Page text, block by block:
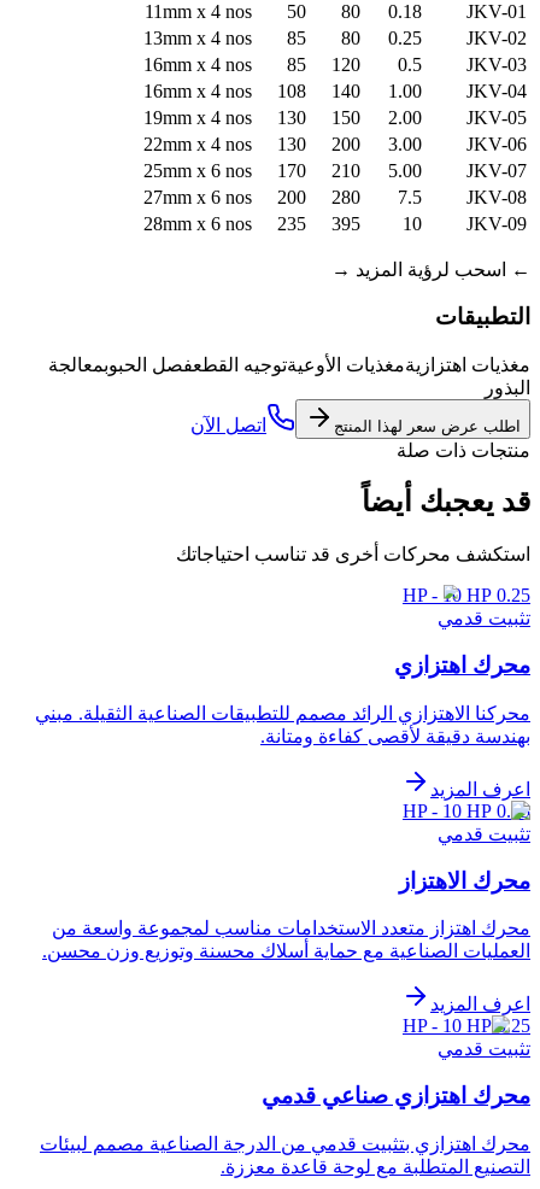
JKV-01
0.18
80
50
11mm x 4 nos
JKV-02
0.25
80
85
13mm x 4 nos
JKV-03
0.5
120
85
16mm x 4 nos
JKV-04
1.00
140
108
16mm x 4 nos
JKV-05
2.00
150
130
19mm x 4 nos
JKV-06
3.00
200
130
22mm x 4 nos
JKV-07
5.00
210
170
25mm x 6 nos
JKV-08
7.5
280
200
27mm x 6 nos
JKV-09
10
395
235
28mm x 6 nos
← اسحب لرؤية المزيد →
التطبيقات
مغذيات اهتزازيةمغذيات الأوعيةتوجيه القطعفصل الحبوبمعالجة
البذور
اطلب عرض سعر لهذا المنتج
اتصل الآن
منتجات ذات صلة
قد يعجبك أيضاً
استكشف محركات أخرى قد تناسب احتياجاتك
0.25 HP - 10 HP
تثبيت قدمي
محرك اهتزازي
محركنا الاهتزازي الرائد مصمم للتطبيقات الصناعية الثقيلة. مبني
بهندسة دقيقة لأقصى كفاءة ومتانة.
اعرف المزيد
0.25 HP - 10 HP
تثبيت قدمي
محرك الاهتزاز
محرك اهتزاز متعدد الاستخدامات مناسب لمجموعة واسعة من
العمليات الصناعية مع حماية أسلاك محسنة وتوزيع وزن محسن.
اعرف المزيد
0.25 HP - 10 HP
تثبيت قدمي
محرك اهتزازي صناعي قدمي
محرك اهتزازي بتثبيت قدمي من الدرجة الصناعية مصمم لبيئات
التصنيع المتطلبة مع لوحة قاعدة معززة.